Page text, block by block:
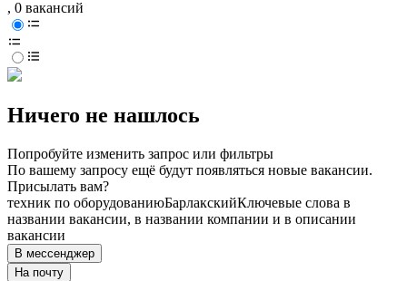
, 0 вакансий
Ничего не нашлось
Попробуйте изменить запрос или фильтры
По вашему запросу ещё будут появляться новые вакансии.
Присылать вам?
техник по оборудованиюБарлакскийКлючевые слова в
названии вакансии, в названии компании и в описании
вакансии
В мессенджер
На почту